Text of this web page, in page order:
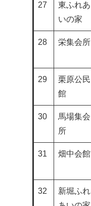
27
東ふれあ
いの家
28 栄集会所
29
栗原公民
館
30
馬場集会
所
31 畑中会館
32
新堀ふれ